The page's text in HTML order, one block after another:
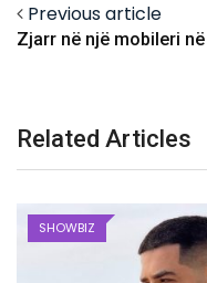
Previous article
Zjarr në një mobileri
Related Articles
SHOWBIZ